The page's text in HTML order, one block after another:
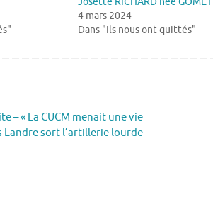
4 mars 2024
Dans "Ils nous ont quittés"
– « La CUCM menait une vie
Landre sort l’artillerie lourde